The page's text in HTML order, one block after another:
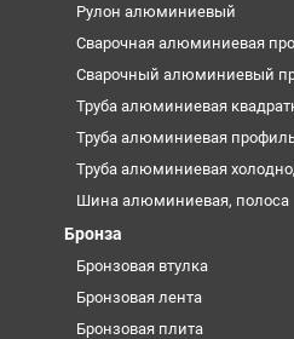
Рулон алюминиевый
Сварочная алюминиевая
Сварочный алюминиевый
Труба алюминиевая
Труба алюминиевая
Труба алюминиевая
Шина алюминиевая, полоса
Бронза
Бронзовая втулка
Бронзовая лента
Бронзовая плита